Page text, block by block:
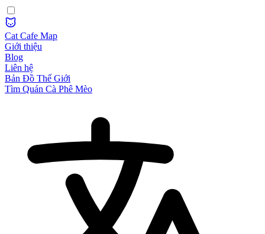
Cat Cafe Map
Giới thiệu
Blog
Liên hệ
Bản Đồ Thế Giới
Tìm Quán Cà Phê Mèo